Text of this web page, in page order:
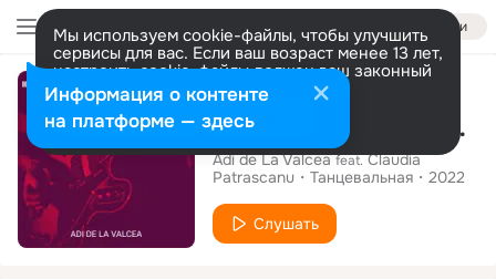
Войти
Мы используем cookie-файлы, чтобы улучшить
сервисы для вас. Если ваш возраст менее 13 лет,
настроить cookie-файлы должен ваш законный
представитель. Больше информации
Разрешить все Настроить
Сингл
M-Am Saturat Sa-Mi Fie Atata Dor
Adi de La Valcea feat. Claudia
Patrascanu
Танцевальная 2022
Слушать
Информация о контенте
на платформе — здесь